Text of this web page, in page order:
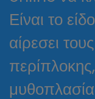
Είναι το
αίρεσει